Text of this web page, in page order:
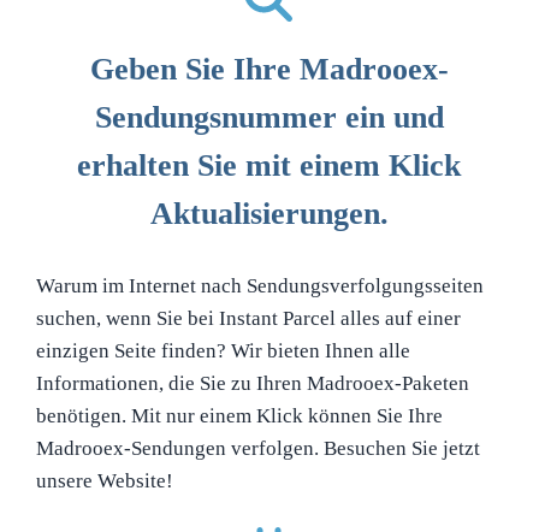
Geben Sie Ihre Madrooex-
Sendungsnummer ein und
erhalten Sie mit einem Klick
Aktualisierungen.
Warum im Internet nach Sendungsverfolgungsseiten
suchen, wenn Sie bei Instant Parcel alles auf einer
einzigen Seite finden? Wir bieten Ihnen alle
Informationen, die Sie zu Ihren Madrooex-Paketen
benötigen. Mit nur einem Klick können Sie Ihre
Madrooex-Sendungen verfolgen. Besuchen Sie jetzt
unsere Website!